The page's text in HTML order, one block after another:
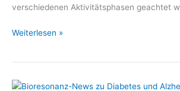
verschiedenen Aktivitätsphasen geachtet
Gemeinsame
Snacks
Weiterlesen »